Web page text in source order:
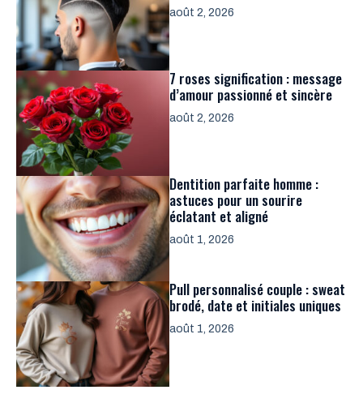
août 2, 2026
7 roses signification : message
d’amour passionné et sincère
août 2, 2026
Dentition parfaite homme :
astuces pour un sourire
éclatant et aligné
août 1, 2026
Pull personnalisé couple : sweat
brodé, date et initiales uniques
août 1, 2026